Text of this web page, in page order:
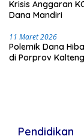
Krisis Anggaran
Dana Mandiri
11 Maret 2026
Polemik Dana
di Porprov
Pendidikan